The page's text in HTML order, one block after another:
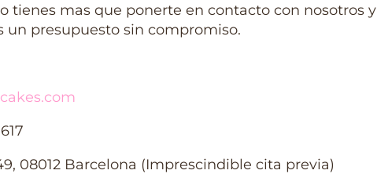
tienes mas que ponerte en contacto con nosotros y
un presupuesto sin compromiso.
08012 Barcelona (Imprescindible cita previa)